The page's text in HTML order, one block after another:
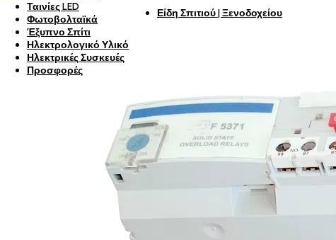
Ταινίες LED
Φωτοβολταϊκά
Έξυπνο Σπίτι
Ηλεκτρολογικό Υλικό
Ηλεκτρικές Συσκευές
Προσφορές
Είδη Σπιτιού | Ξενοδοχείου